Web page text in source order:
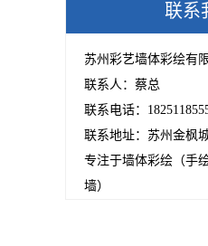
联系
苏州彩艺墙体彩绘有
联系人：蔡总
联系电话：
联系地址：苏州金枫
专注于墙体彩绘（手
墙）